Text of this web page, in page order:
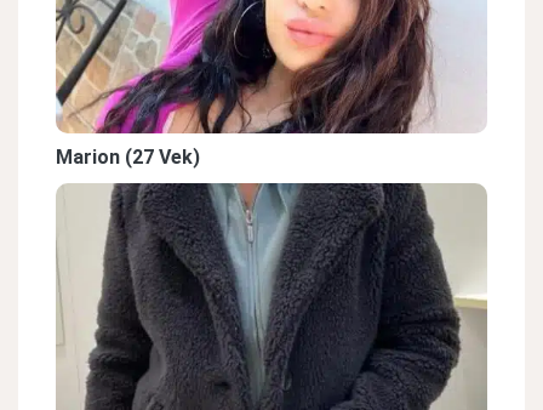
Marion (27 Vek)